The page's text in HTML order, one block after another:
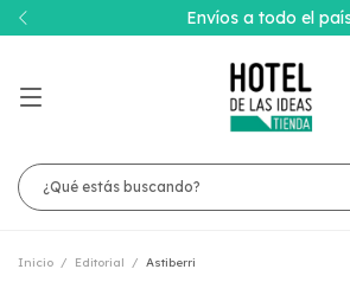
Envíos a todo el país
Inicio / Editorial / Astiberri